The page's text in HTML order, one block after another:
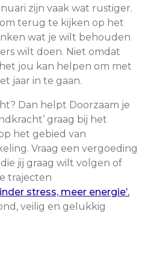
zijn vaak wat rustiger.
terug te kijken op het
wat je wilt behouden
wilt doen. Niet omdat
jou kan helpen om met
jaar in te gaan.
Dan helpt Doorzaam je
graag bij het
het gebied van
Vraag een vergoeding
jij graag wilt volgen of
trajecten
stress, meer energie’.
veilig en gelukkig